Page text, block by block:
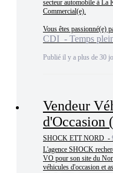
secteur automobile à La
Commercial(e).
Vous êtes passionné(e)
CDI - Temps
Publié il y a plus de 30
Vendeur
d'Occasion
SHOCK ETT NORD -
L'agence SHOCK
VO pour son site du
véhicules d'occasion et